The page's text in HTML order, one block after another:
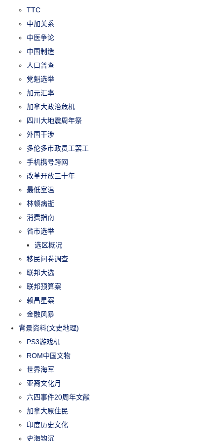
TTC
中加关系
中医争论
中国制造
人口普查
党魁选举
加元汇率
加拿大政治危机
四川大地震周年祭
外国干涉
多伦多市政员工罢工
手机携号跨网
改革开放三十年
最低室温
林顿病逝
消费指南
省市选举
选区概况
移民问卷调查
联邦大选
联邦预算案
赖昌星案
金融风暴
背景资料(文史地理)
PS3游戏机
ROM中国文物
世界海军
亚裔文化月
六四事件20周年文献
加拿大原住民
印度历史文化
史海钩沉